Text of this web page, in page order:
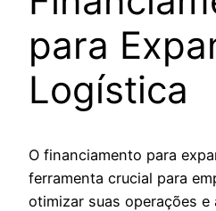
para
Logística
O financiamento para
ferramenta crucial para
otimizar suas operações e